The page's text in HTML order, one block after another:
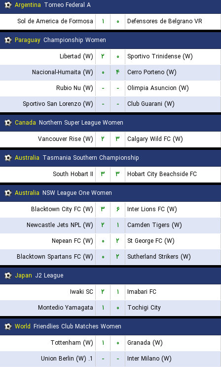
Argentina Torneo Federal A
Sol de America de Formosa
۱ ۰
Defensores de Belgrano VR
Paraguay Championship Women
Libertad (W)
۲ ۰
Sportivo Trinidense (W)
Nacional-Humaita (W)
۰ ۴
Cerro Porteno (W)
Rubio Nu (W)
- -
Olimpia Asuncion (W)
Sportivo San Lorenzo (W)
- -
Club Guarani (W)
Canada Northern Super League Women
Vancouver Rise (W)
۲ ۳
Calgary Wild FC (W)
Australia Tasmania Southern Championship
South Hobart II
۳ ۳
Hobart City Beachside FC
Australia NSW League One Women
Blacktown City FC (W)
۳ ۶
Inter Lions FC (W)
Newcastle Jets NPL (W)
۲ ۱
Camden Tigers (W)
Nepean FC (W)
۰ ۲
St George FC (W)
Blacktown Spartans FC (W)
۰ ۲
Sutherland Strikers (W)
Japan J2 League
Iwaki SC
۲ ۱
Imabari FC
Montedio Yamagata
۱ ۰
Tochigi City
World Friendlies Club Matches Women
Tottenham (W)
۱ ۰
Granada (W)
1. Union Berlin (W)
- -
Inter Milano (W)